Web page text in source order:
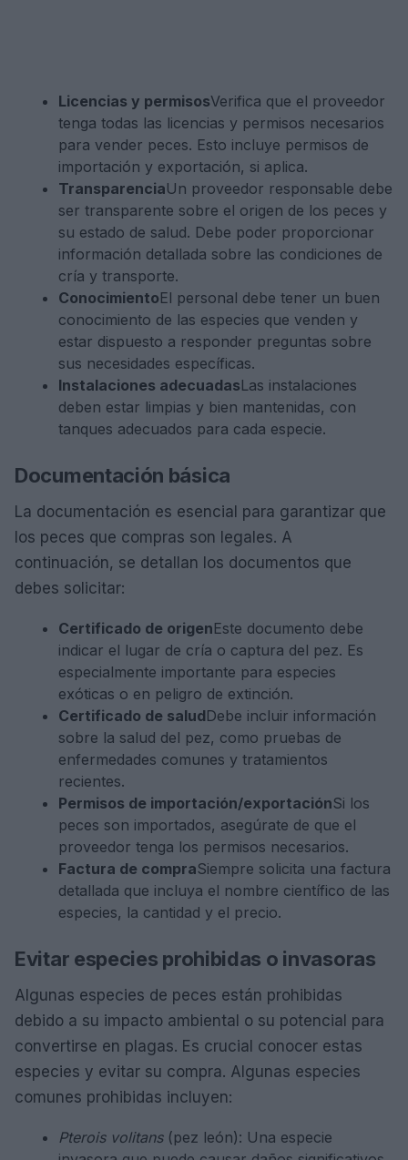
Licencias y permisosVerifica que el proveedor
tenga todas las licencias y permisos necesarios
para vender peces. Esto incluye permisos de
importación y exportación, si aplica.
TransparenciaUn proveedor responsable debe
ser transparente sobre el origen de los peces y
su estado de salud. Debe poder proporcionar
información detallada sobre las condiciones de
cría y transporte.
ConocimientoEl personal debe tener un buen
conocimiento de las especies que venden y
estar dispuesto a responder preguntas sobre
sus necesidades específicas.
Instalaciones adecuadasLas instalaciones
deben estar limpias y bien mantenidas, con
tanques adecuados para cada especie.
Documentación básica
La documentación es esencial para garantizar que
los peces que compras son legales. A
continuación, se detallan los documentos que
debes solicitar:
Certificado de origenEste documento debe
indicar el lugar de cría o captura del pez. Es
especialmente importante para especies
exóticas o en peligro de extinción.
Certificado de saludDebe incluir información
sobre la salud del pez, como pruebas de
enfermedades comunes y tratamientos
recientes.
Permisos de importación/exportaciónSi los
peces son importados, asegúrate de que el
proveedor tenga los permisos necesarios.
Factura de compraSiempre solicita una factura
detallada que incluya el nombre científico de las
especies, la cantidad y el precio.
Evitar especies prohibidas o invasoras
Algunas especies de peces están prohibidas
debido a su impacto ambiental o su potencial para
convertirse en plagas. Es crucial conocer estas
especies y evitar su compra. Algunas especies
comunes prohibidas incluyen:
Pterois volitans(pez león): Una especie